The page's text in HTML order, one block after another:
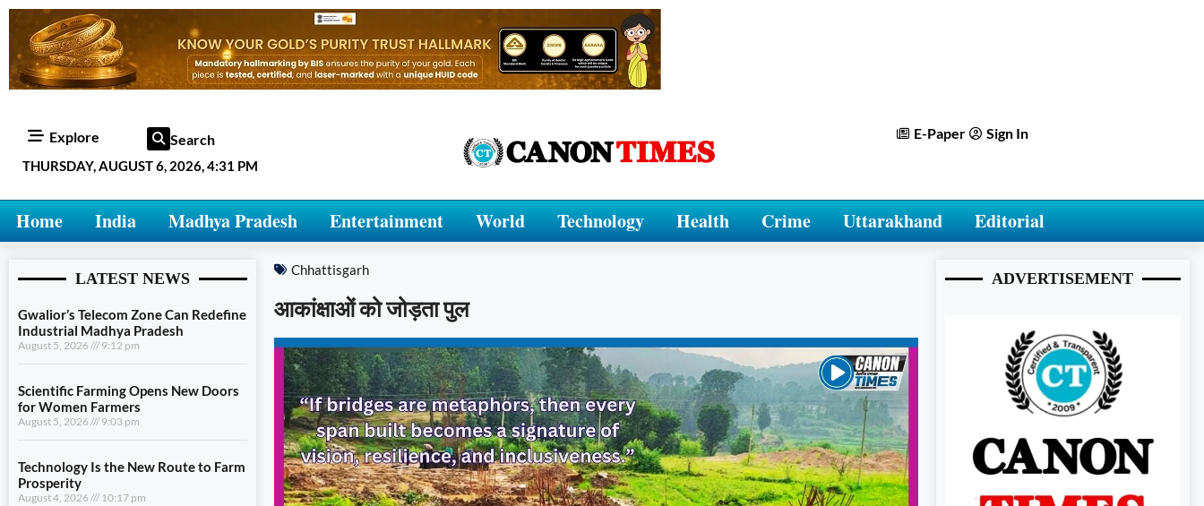
Explore Search
THURSDAY, AUGUST 6, 2026, 4:31 PM
E-Paper Sign In
Home India Madhya Pradesh Entertainment World Technology Health Crime Uttarakhand Editorial
LATEST NEWS
Gwalior’s Telecom Zone Can Redefine
Industrial Madhya Pradesh
August 5, 2026 9:12 pm
Scientific Farming Opens New Doors
for Women Farmers
August 5, 2026 9:03 pm
Technology Is the New Route to Farm
Prosperity
August 4, 2026 10:17 pm
Chhattisgarh
आकांक्षाओं को जोड़ता पुल
ADVERTISEMENT